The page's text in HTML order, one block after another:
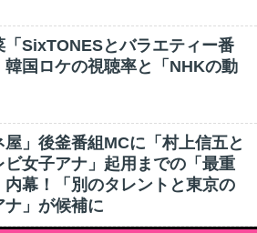
「SixTONESとバラエティー番
韓国ロケの視聴率と「NHKの動
屋」後釜番組MCに「村上信五と
ビ女子アナ」起用までの「最重
内幕！「別のタレントと東京の
ナ」が候補に